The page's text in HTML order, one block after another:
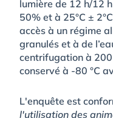
lumière de 12 h/12
50% et à 25°C ±
accès à un régime
granulés et à de
centrifugation à
conservé à -80 °C
L'enquête est
l'utilisation des